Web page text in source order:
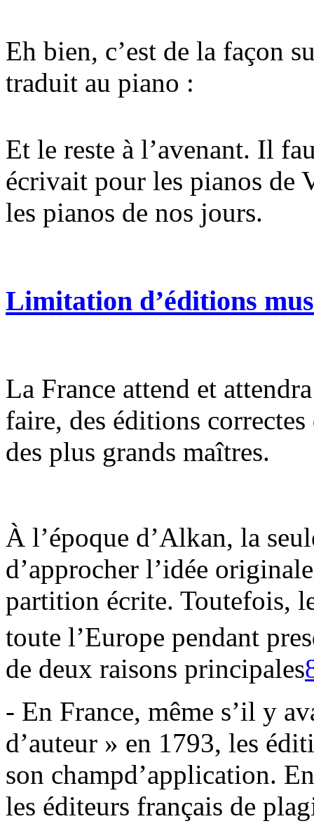
Eh bien, c’est de la façon
traduit au piano :
Et le reste à l’avenant. Il
écrivait pour les pianos de
les pianos de nos jours.
Limitation d’éditions
La France attend et
faire, des éditions
des plus grands maîtres.
À l’époque d’Alkan, la
d’approcher l’idée
partition écrite. Toutefois,
toute l’Europe pendant
de deux raisons principales
- En France, même s’il y
d’auteur » en 1793, les
son champd’application.
les éditeurs français de